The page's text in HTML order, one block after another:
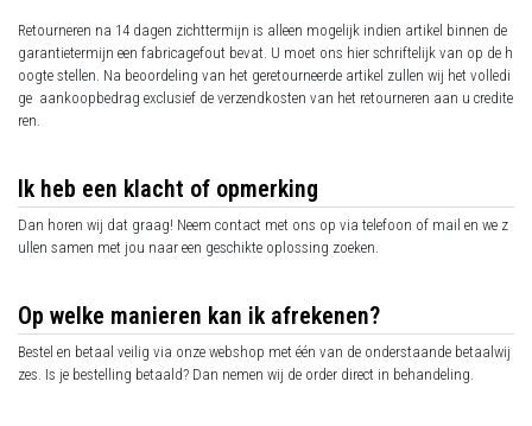
Retourneren na 14 dagen zichttermijn is alleen mogelijk indien artikel binnen de
garantietermijn een fabricagefout bevat. U moet ons hier schriftelijk van op de h
oogte stellen. Na beoordeling van het geretourneerde artikel zullen wij het volledi
ge aankoopbedrag exclusief de verzendkosten van het retourneren aan u credite
ren.
Ik heb een klacht of opmerking
Dan horen wij dat graag! Neem contact met ons op via telefoon of mail en we z
ullen samen met jou naar een geschikte oplossing zoeken.
Op welke manieren kan ik afrekenen?
Bestel en betaal veilig via onze webshop met één van de onderstaande betaalwij
zes. Is je bestelling betaald? Dan nemen wij de order direct in behandeling.